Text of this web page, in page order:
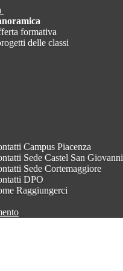
formativa
delle classi
Campus Piacenza
Sede Castel San Giovanni
Sede Cortemaggiore
DPO
Raggiungerci